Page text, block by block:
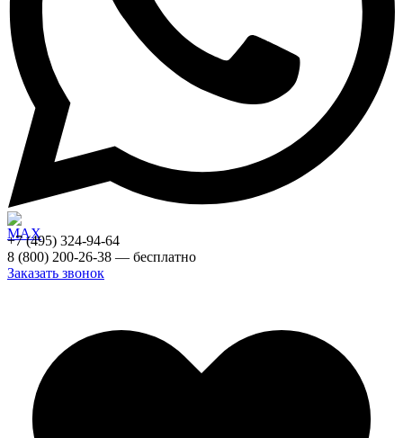
+7 (495) 324-94-64
8 (800) 200-26-38 — бесплатно
Заказать звонок